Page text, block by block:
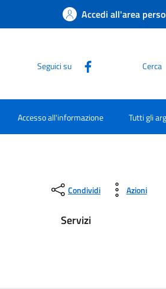
Accedi all'area
Seguici su Cerca
Accesso all'informazione Tutti gli
Condividi Azioni
Servizi